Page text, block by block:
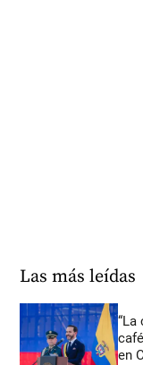
Las más leídas
“La
en